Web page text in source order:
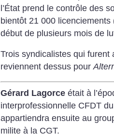
l’État prend le contrôle des
bientôt 21 000 licenciements
début de plusieurs mois de
Trois syndicalistes qui
reviennent dessus pour
Gérard Lagorce était à
interprofessionnelle CFDT
appartiendra ensuite au
milite à la CGT.